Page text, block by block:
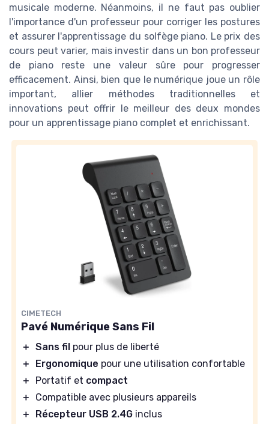
musicale moderne. Néanmoins, il ne faut pas oublier
l'importance d'un professeur pour corriger les postures
et assurer l'apprentissage du solfège piano. Le prix des
cours peut varier, mais investir dans un bon professeur
de piano reste une valeur sûre pour progresser
efficacement. Ainsi, bien que le numérique joue un rôle
important, allier méthodes traditionnelles et
innovations peut offrir le meilleur des deux mondes
pour un apprentissage piano complet et enrichissant.
CIMETECH
Pavé Numérique Sans Fil
＋ Sans fil pour plus de liberté
＋
Ergonomique pour une utilisation confortable
＋
Portatif et compact
＋
Compatible avec plusieurs appareils
＋
Récepteur USB 2.4G inclus